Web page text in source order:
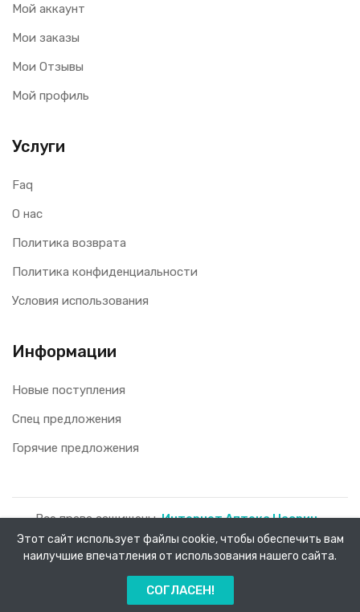
Каталог
Мой аккаунт
Мои заказы
Мои Отзывы
Мой профиль
Услуги
Faq
О нас
Политика возврата
Политика конфиденциальности
Условия использования
Информации
Новые поступления
Спец предложения
Горячие предложения
Все права защищены.Интернет Аптека Насрин -
доставка лекарств на дом!2026.
Этот сайт использует файлы cookie, чтобы обеспечить вам
наилучшие впечатления от использования нашего сайта.
СОГЛАСЕН!